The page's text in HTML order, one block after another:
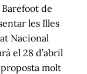
de
les Illes
Nacional
el 28 d’abril
molt